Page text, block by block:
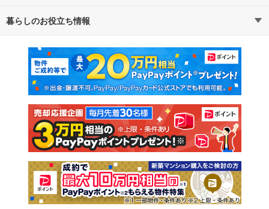
通勤・通学時間から探す
不動産・住宅
新築マンション 中古マンション
新築一戸建て 中古一戸建て
注文住宅 土地
売却査定
暮らしのお役立ち情報
マンションカタログ 教えて！住まいの先生